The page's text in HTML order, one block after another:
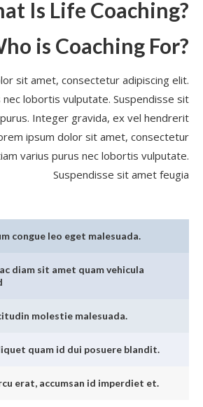
Is Life Coaching?
is Coaching For?
sit amet, consectetur adipiscing elit.
nec lobortis vulputate. Suspendisse sit
Integer gravida, ex vel hendrerit
ipsum dolor sit amet, consectetur
varius purus nec lobortis vulputate.
Suspendisse sit amet feugia
congue leo eget malesuada.
diam sit amet quam vehicula
molestie malesuada.
quam id dui posuere blandit.
erat, accumsan id imperdiet et.